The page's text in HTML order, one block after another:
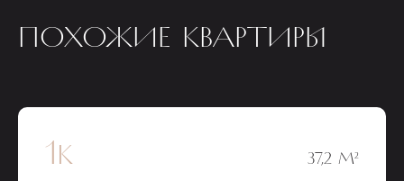
ПОХОЖИЕ КВАРТИРЫ
1к 37,2 М²